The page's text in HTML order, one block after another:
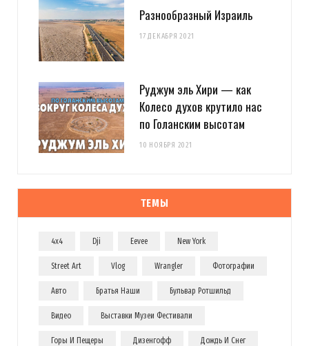
Разнообразный Израиль
17 ДЕКАБРЯ 2021
Руджум эль Хири — как
Колесо духов крутило нас
по Голанским высотам
10 НОЯБРЯ 2021
ТЕМЫ
4x4 Dji Eevee New York
Street Art Vlog Wrangler Фотографии
Авто Братья Наши Бульвар Ротшильд
Видео Выставки Музеи Фестивали
Горы И Пещеры Дизенгофф Дождь И Снег